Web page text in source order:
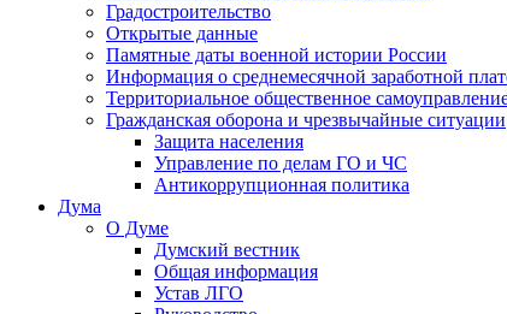
Градостроительство
Открытые данные
Памятные даты военной истории России
Информация о среднемесячной заработной
Территориальное общественное
Гражданская оборона и чрезвычайные ситуации
Защита населения
Управление по делам ГО и ЧС
Антикоррупционная политика
Дума
О Думе
Думский вестник
Общая информация
Устав ЛГО